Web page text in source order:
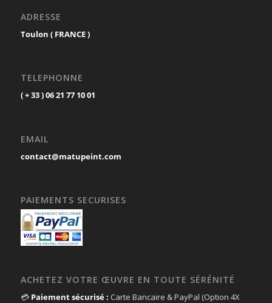
ADRESSE
Toulon ( FRANCE )
TELEPHONNE
( + 33 ) 06 21 77 10 01
EMAIL
contact@matupeint.com
PAIEMENTS SECURISES
ACHETEZ VOTRE ŒUVRE EN TOUTE SÉRÉNITÉ
💳 Paiement sécurisé : Carte Bancaire & PayPal (Option 4X